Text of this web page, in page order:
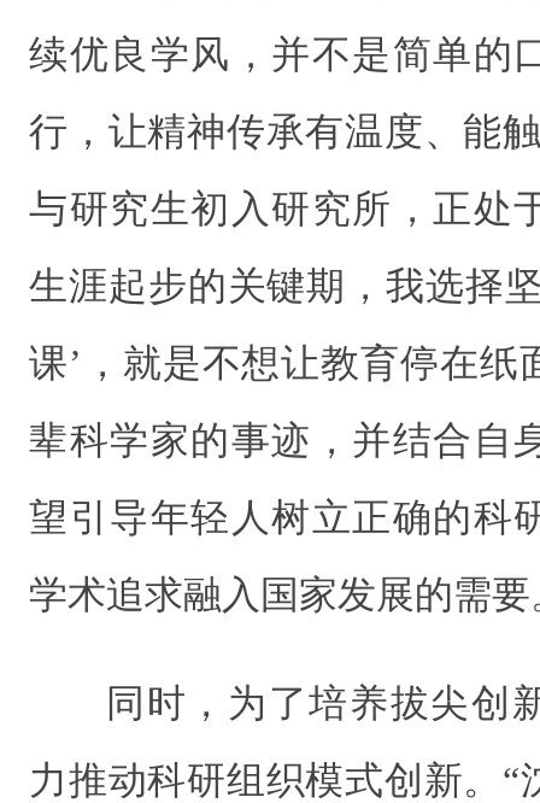
续优良学风，并不是简单的
行，让精神传承有温度、能
与研究生初入研究所，正处
生涯起步的关键期，我选择
课’，就是不想让教育停在纸
辈科学家的事迹，并结合自
望引导年轻人树立正确的科
学术追求融入国家发展的需要
同时，为了培养拔尖创
力推动科研组织模式创新。“